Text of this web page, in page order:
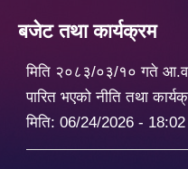
बजेट तथा कार्यक्रम
मिति २०८३/०३/१० गते
पारित भएको नीति तथा
मिति: 06/24/2026 - 18:02